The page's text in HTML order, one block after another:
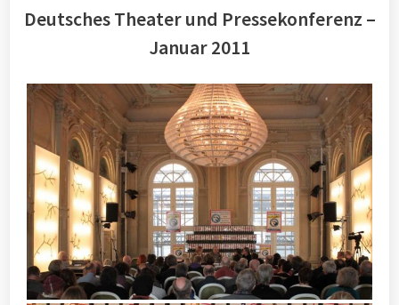
Deutsches Theater und Pressekonferenz –
Januar 2011